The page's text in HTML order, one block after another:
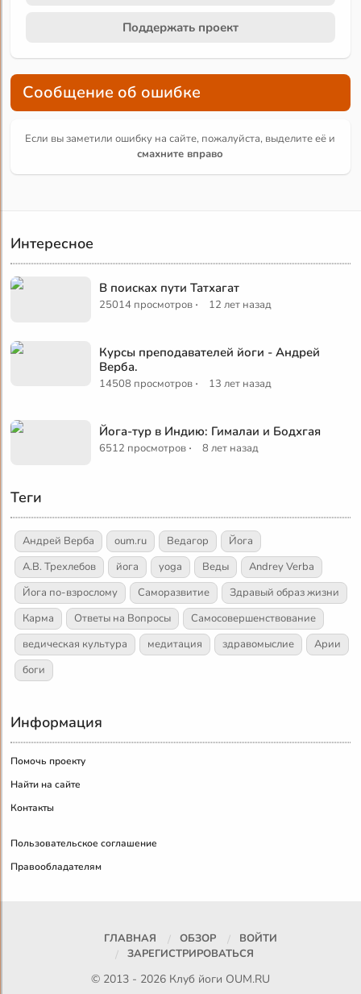
Поддержать проект
Сообщение об ошибке
Если вы заметили ошибку на сайте, пожалуйста, выделите её и
смахните вправо
Интересное
В поисках пути Татхагат
25014 просмотров · 12 лет назад
Курсы преподавателей йоги - Андрей
Верба.
14508 просмотров · 13 лет назад
Йога-тур в Индию: Гималаи и Бодхгая
6512 просмотров · 8 лет назад
Теги
Андрей Верба oum.ru Ведагор
Йога
А.В. Трехлебов
йога yoga Веды
Andrey Verba
Йога по-взрослому
Саморазвитие
Здравый образ жизни
Карма
Ответы на Вопросы
Самосовершенствование
ведическая культура
медитация здравомыслие
Арии
боги
Информация
Помочь проекту
Найти на сайте
Контакты
Пользовательское соглашение
Правообладателям
ГЛАВНАЯ ОБЗОР
ВОЙТИ
ЗАРЕГИСТРИРОВАТЬСЯ
© 2013 - 2026 Клуб йоги OUM.RU